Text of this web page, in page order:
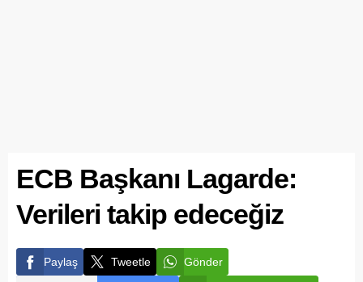
ECB Başkanı Lagarde:
Verileri takip edeceğiz
Paylaş Tweetle Gönder